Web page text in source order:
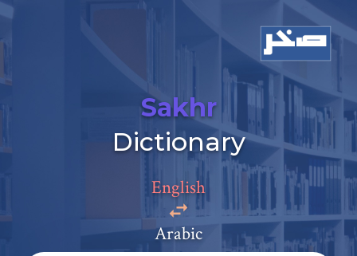
Sakhr
Dictionary
English
Arabic
Add a comment
Full Name: *